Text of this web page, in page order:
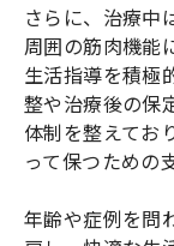
さらに、治療中
周囲の筋肉機能
生活指導を積極
整や治療後の保
体制を整えてお
って保つための
年齢や症例を問